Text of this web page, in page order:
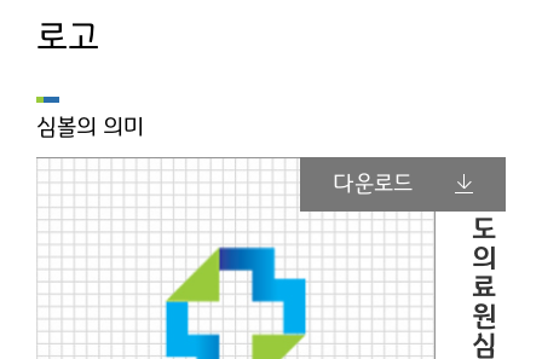
로고
심볼의 의미
다운로드
기
도
의
료
원
심